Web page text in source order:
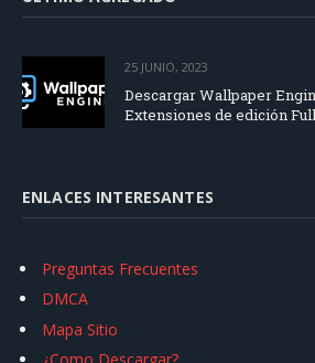
25 JUNIO, 2023
Descargar Wallpaper
Extensiones de edición
ENLACES INTERESANTES
Preguntas Frecuentes
DMCA
Mapa Sitio
¿Como Descargar?